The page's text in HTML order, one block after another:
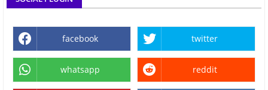
facebook twitter
whatsapp reddit